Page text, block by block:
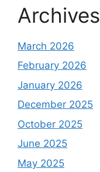
Archives
March 2026
February 2026
January 2026
December 2025
October 2025
June 2025
May 2025